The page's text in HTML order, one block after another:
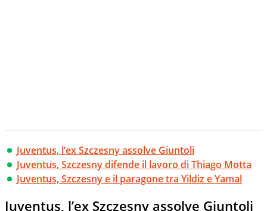
Juventus, l’ex Szczesny assolve Giuntoli
Juventus, Szczesny difende il lavoro di Thiago Motta
Juventus, Szczesny e il paragone tra Yildiz e Yamal
Juventus, l’ex Szczesny assolve Giuntoli